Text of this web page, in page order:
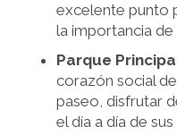
excelente punto
la importancia de
Parque
corazón social
paseo, disfrutar
el día a día de